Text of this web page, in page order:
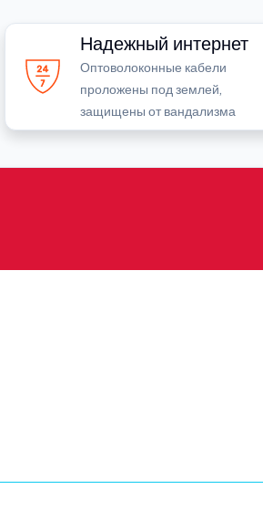
Надежный интернет
Оптоволоконные кабели
проложены под землей,
защищены от вандализма